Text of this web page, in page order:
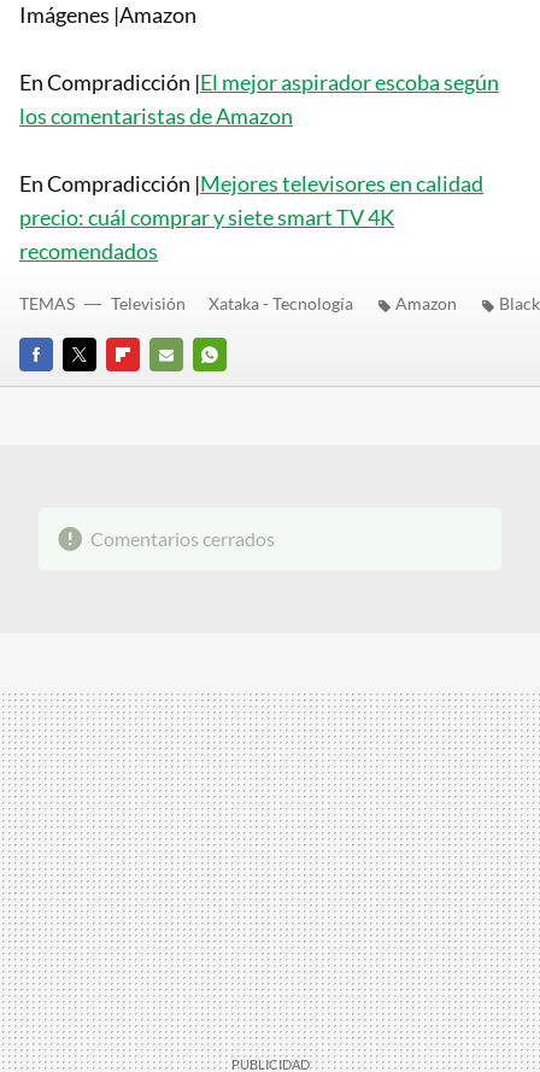
Imágenes |Amazon
En Compradicción |El mejor aspirador escoba según
los comentaristas de Amazon
En Compradicción |Mejores televisores en calidad
precio: cuál comprar y siete smart TV 4K
recomendados
FACEBOOK
TWITTERFLIPBOARD
E-
WHATSAPP
TEMAS Televisión Xataka - Tecnología Amazon
Comentarios cerrados